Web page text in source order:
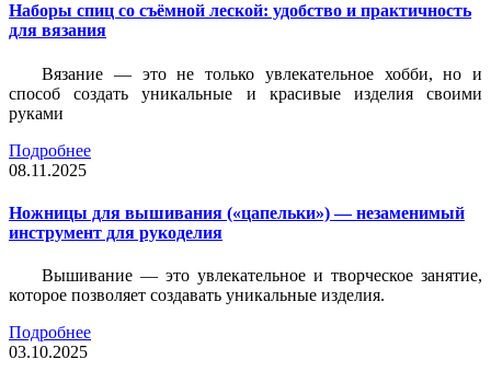
Наборы спиц со съёмной леской: удобство и практичность
для вязания
Вязание — это не только увлекательное хобби, но и
способ создать уникальные и красивые изделия своими
руками
Подробнее
08.11.2025
Ножницы для вышивания («цапельки») — незаменимый
инструмент для рукоделия
Вышивание — это увлекательное и творческое занятие,
которое позволяет создавать уникальные изделия.
Подробнее
03.10.2025